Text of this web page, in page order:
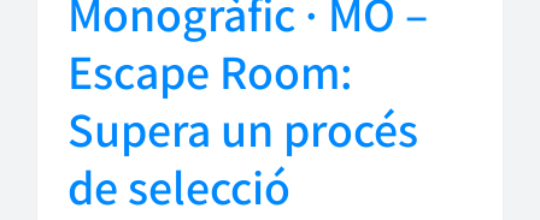
Monogràfic · MO –
Escape Room:
Supera un procés
de selecció